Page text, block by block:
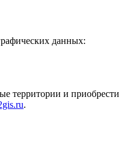
данных:
территории и приобрести
.